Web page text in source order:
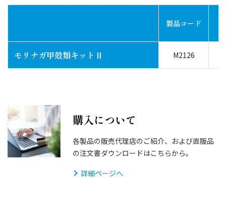
製品コード
モリナガ甲殻類キットⅡ M2126
購入について
各製品の販売代理店のご紹介、および直販品
の注文書ダウンロードはこちらから。
詳細ページへ